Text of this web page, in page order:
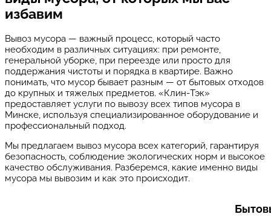
избавим
Вывоз мусора — важный процесс, который часто
необходим в различных ситуациях: при ремонте,
генеральной уборке, при переезде или просто для
поддержания чистоты и порядка в квартире. Важно
понимать, что мусор бывает разным — от бытовых отходов
до крупных и тяжелых предметов. «Клин-Тэк»
предоставляет услуги по вывозу всех типов мусора в
Минске, используя специализированное оборудование и
профессиональный подход.
Мы предлагаем вывоз мусора всех категорий, гарантируя
безопасность, соблюдение экологических норм и высокое
качество обслуживания. Разберемся, какие именно виды
мусора мы вывозим и как это происходит.